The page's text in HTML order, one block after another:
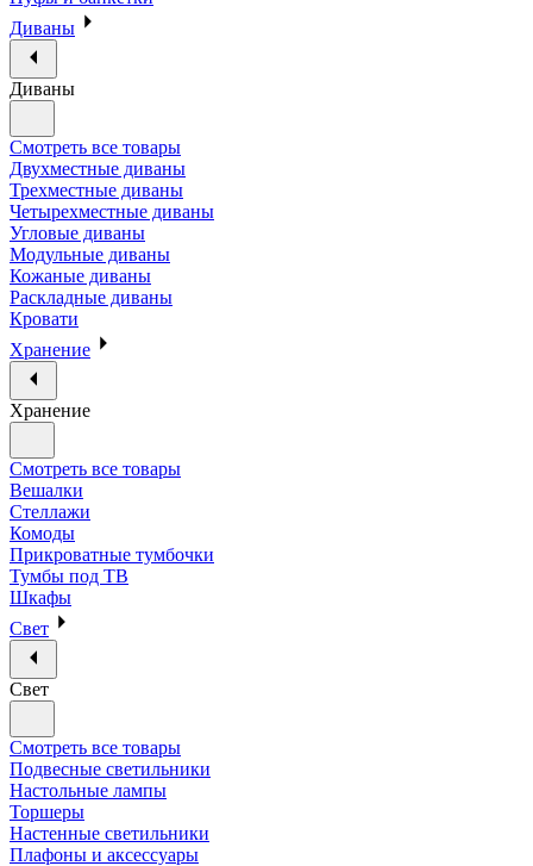
Диваны
Диваны
Смотреть все товары
Двухместные диваны
Трехместные диваны
Четырехместные диваны
Угловые диваны
Модульные диваны
Кожаные диваны
Раскладные диваны
Кровати
Хранение
Хранение
Смотреть все товары
Вешалки
Стеллажи
Комоды
Прикроватные тумбочки
Тумбы под ТВ
Шкафы
Свет
Свет
Смотреть все товары
Подвесные светильники
Настольные лампы
Торшеры
Настенные светильники
Плафоны и аксессуары